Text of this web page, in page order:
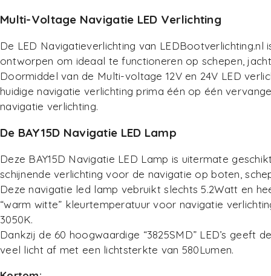
Multi-Voltage Navigatie LED Verlichting
De LED Navigatieverlichting van LEDBootverlichting.nl
ontworpen om ideaal te functioneren op schepen,
Doormiddel van de Multi-voltage 12V en 24V LED
huidige navigatie verlichting prima één op één
navigatie verlichting.
De BAY15D Navigatie LED Lamp
Deze BAY15D Navigatie LED Lamp is uitermate
schijnende verlichting voor de navigatie op boten,
Deze navigatie led lamp vebruikt slechts 5.2Watt en
“warm witte” kleurtemperatuur voor navigatie
3050K.
Dankzij de 60 hoogwaardige “3825SMD” LED’s geeft
veel licht af met een lichtsterkte van 580Lumen.